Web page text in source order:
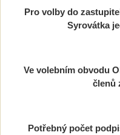
Pro volby do
Syrovátka
Ve volebním obvodu
členů
Potřebný počet